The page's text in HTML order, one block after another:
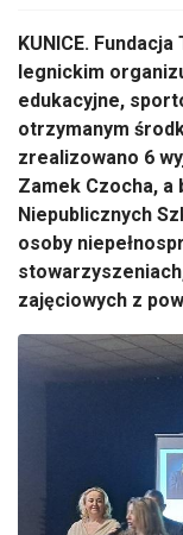
KUNICE.
legnickim
edukacyjne,
otrzymanym
zrealizowano 6
Zamek Czocha,
Niepublicznych
osoby
zajęciowych z